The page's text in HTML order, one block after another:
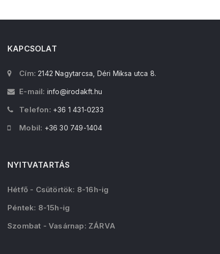
KAPCSOLAT
Cím: 2142 Nagytarcsa, Déri Miksa utca 8.
E-mail: info@irodakft.hu
Telefon: +36 1 431-0233
Mobil: +36 30 749-1404
NYITVATARTÁS
Hétfő - Csütörtök: 8-16h-ig
Péntek: 8-15h-ig
Szombat - Vasárnap: ZÁRVA